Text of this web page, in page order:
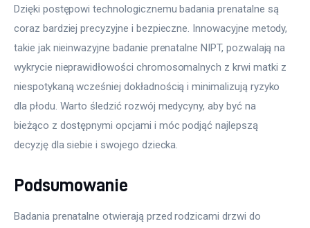
Dzięki postępowi technologicznemu badania prenatalne są
coraz bardziej precyzyjne i bezpieczne. Innowacyjne metody,
takie jak nieinwazyjne badanie prenatalne NIPT, pozwalają na
wykrycie nieprawidłowości chromosomalnych z krwi matki z
niespotykaną wcześniej dokładnością i minimalizują ryzyko
dla płodu. Warto śledzić rozwój medycyny, aby być na
bieżąco z dostępnymi opcjami i móc podjąć najlepszą
decyzję dla siebie i swojego dziecka.
Podsumowanie
Badania prenatalne otwierają przed rodzicami drzwi do